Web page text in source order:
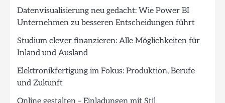
Datenvisualisierung neu gedacht: Wie Power BI
Unternehmen zu besseren Entscheidungen führt
Studium clever finanzieren: Alle Möglichkeiten für
Inland und Ausland
Elektronikfertigung im Fokus: Produktion, Berufe
und Zukunft